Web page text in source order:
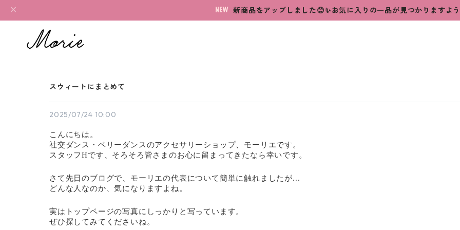
新商品をアップしました😊✨お気に入りの一品が見つかりますよ
スウィートにまとめて
2025/07/24 10:00
こんにちは。
社交ダンス・ベリーダンスのアクセサリーショップ、モーリエです。
スタッフHです、そろそろ皆さまのお心に留まってきたなら幸いです。
さて先日のブログで、モーリエの代表について簡単に触れましたが...
どんな人なのか、気になりますよね。
実はトップページの写真にしっかりと写っています。
ぜひ探してみてくださいね。